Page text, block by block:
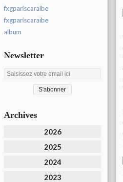
fxgpariscaraibe
fxgpariscaraïbe
album
Newsletter
Archives
2026
2025
2024
2023